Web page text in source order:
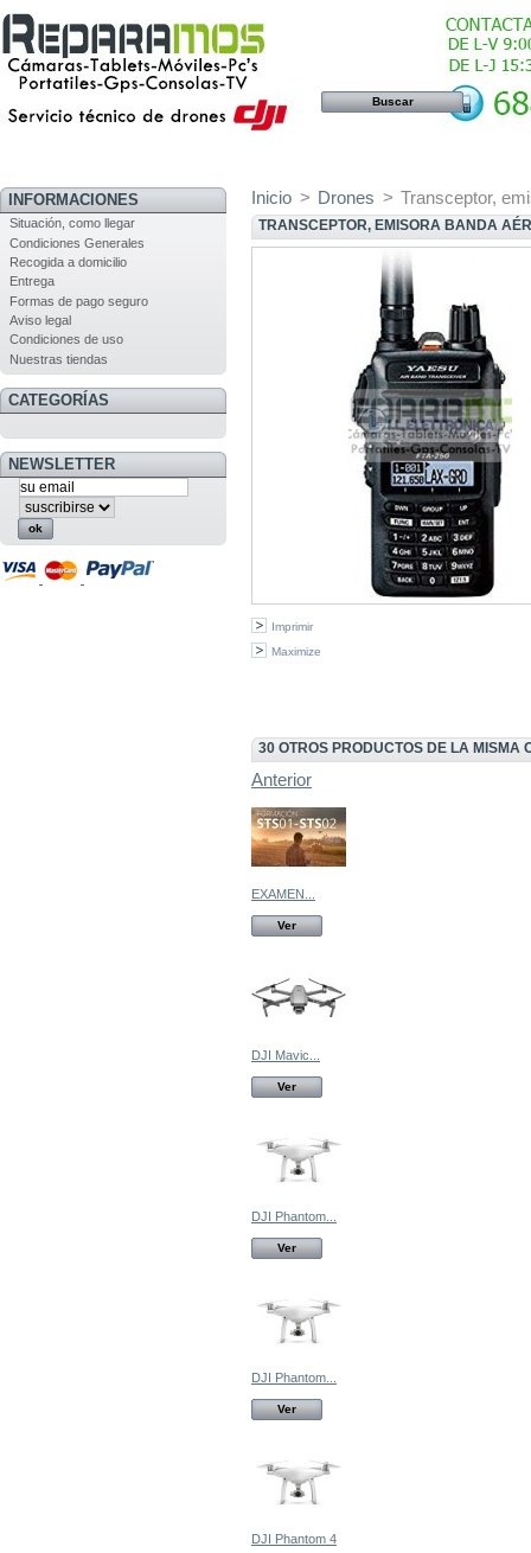
INFORMACIONES
Situación, como llegar
Condiciones Generales
Recogida a domicilio
Entrega
Formas de pago seguro
Aviso legal
Condiciones de uso
Nuestras tiendas
CATEGORÍAS
NEWSLETTER
Inicio > Drones > Transceptor,
TRANSCEPTOR, EMISORA BANDA
Imprimir
Maximize
30 OTROS PRODUCTOS DE LA MISMA
Anterior
EXAMEN...
Ver
DJI Mavic...
Ver
DJI Phantom...
Ver
DJI Phantom...
Ver
DJI Phantom 4